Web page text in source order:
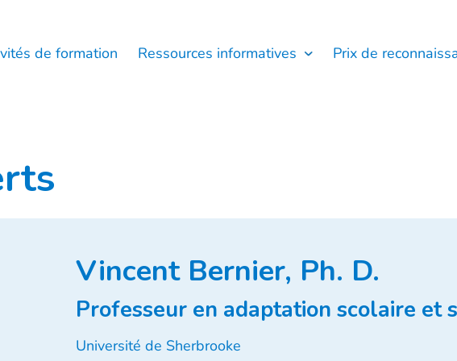
de formation Ressources informatives Prix de
Vincent Bernier, Ph. D.
Professeur en adaptation scolaire et
Université de Sherbrooke